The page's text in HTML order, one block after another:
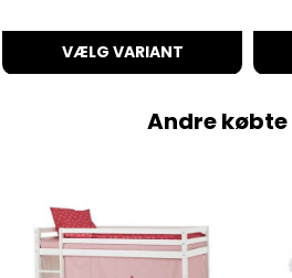
VÆLG VARIANT
Andre